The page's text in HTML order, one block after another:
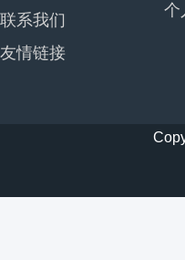
联系我们
友情链接
个